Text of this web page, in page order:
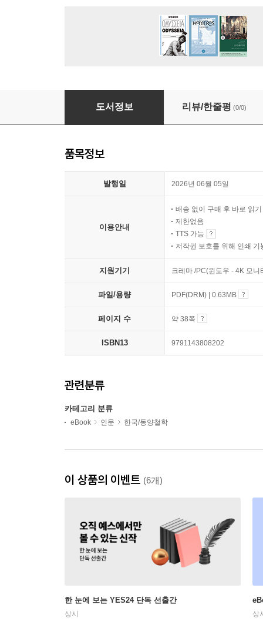
2026년 6월 출산택일 분석지
도서정보 리뷰/한줄평 (0/0)
품목정보
발행일 2026년 06월 05일
이용안내
배송 없이 구매 후 바로 읽기
제한없음
TTS 가능
저작권 보호를 위해 인쇄 기
지원기기 크레마 /PC(윈도우 - 4K 모
파일/용량 PDF(DRM) | 0.63MB
페이지 수 약 38쪽
ISBN13 9791143808202
관련분류
카테고리 분류
eBook 인문 한국/동양철학
이 상품의 이벤트 (6개)
한 눈에 보는 YES24 단독 선출간
상시 상